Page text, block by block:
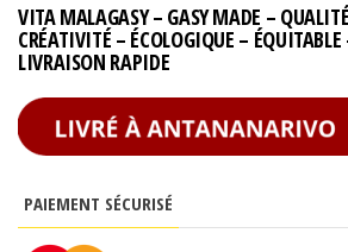
VITA MALAGASY – GASY MADE –
CRÉATIVITÉ – ÉCOLOGIQUE –
LIVRAISON RAPIDE
PAIEMENT SÉCURISÉ